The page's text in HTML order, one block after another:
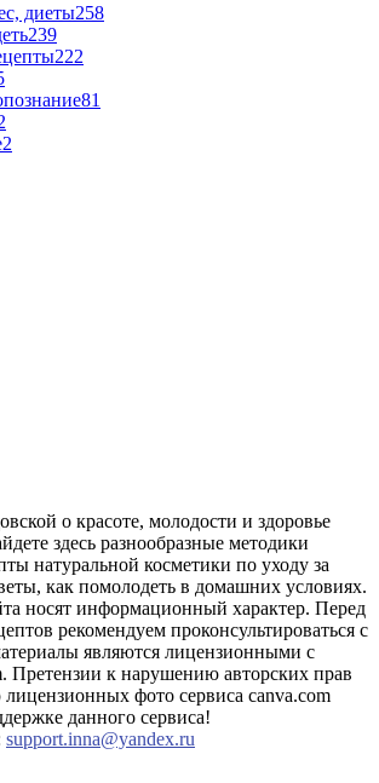
диеты258
239
222
81
2
о красоте, молодости и здоровье
здесь разнообразные методики
натуральной косметики по уходу за
как помолодеть в домашних условиях.
носят информационный характер. Перед
рекомендуем проконсультироваться с
являются лицензионными с
Претензии к нарушению авторских прав
фото сервиса canva.com
данного сервиса!
support.inna@yandex.ru